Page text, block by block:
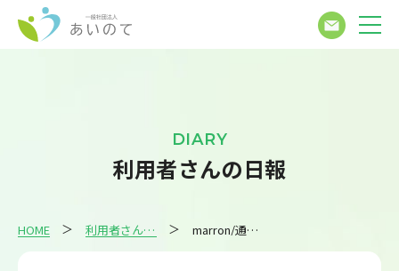
DIARY
利用者さんの日報
HOME 利用者さんの日報 marron/通所467日目/千葉のIT・Web・デザイン就労継続支援B型あいのてOne＆Only IT 日報